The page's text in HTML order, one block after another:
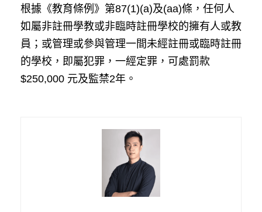
根據《教育條例》第87(1)(a)及(aa)條，任何人
如屬非註冊學教或非臨時註冊學校的擁有人或教
員；或管理或參與管理一間未經註冊或臨時註冊
的學校，即屬犯罪，一經定罪，可處罰款
$250,000 元及監禁2年。